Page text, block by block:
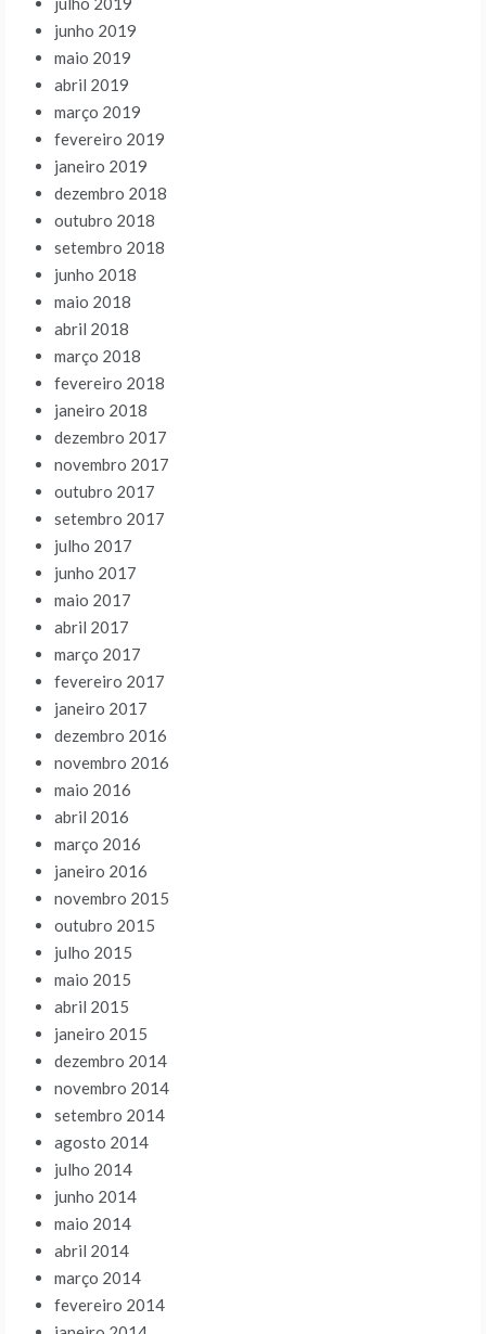
junho 2019
maio 2019
abril 2019
março 2019
fevereiro 2019
janeiro 2019
dezembro 2018
outubro 2018
setembro 2018
junho 2018
maio 2018
abril 2018
março 2018
fevereiro 2018
janeiro 2018
dezembro 2017
novembro 2017
outubro 2017
setembro 2017
julho 2017
junho 2017
maio 2017
abril 2017
março 2017
fevereiro 2017
janeiro 2017
dezembro 2016
novembro 2016
maio 2016
abril 2016
março 2016
janeiro 2016
novembro 2015
outubro 2015
julho 2015
maio 2015
abril 2015
janeiro 2015
dezembro 2014
novembro 2014
setembro 2014
agosto 2014
julho 2014
junho 2014
maio 2014
abril 2014
março 2014
fevereiro 2014